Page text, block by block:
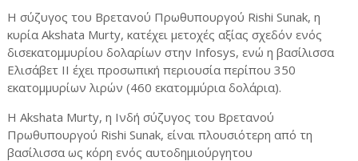
Η σύζυγος του Βρετανού Πρωθυπουργού Rishi Sunak, η
κυρία Akshata Murty, κατέχει μετοχές αξίας σχεδόν ενός
δισεκατομμυρίου δολαρίων στην Infosys, ενώ η βασίλισσα
Ελισάβετ II έχει προσωπική περιουσία περίπου 350
εκατομμυρίων λιρών (460 εκατομμύρια δολάρια).
Η Akshata Murty, η Ινδή σύζυγος του Βρετανού
Πρωθυπουργού Rishi Sunak, είναι πλουσιότερη από τη
βασίλισσα ως κόρη ενός αυτοδημιούργητου